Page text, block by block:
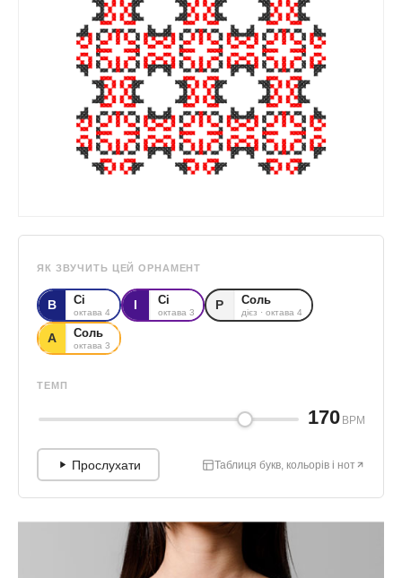
ЯК ЗВУЧИТЬ ЦЕЙ ОРНАМЕНТ
В Сі
октава 4 І Сі
октава 3 Р Соль
дієз · октава 4
А Соль
октава 3
ТЕМП
170 BPM
Прослухати Таблиця букв, кольорів і нот